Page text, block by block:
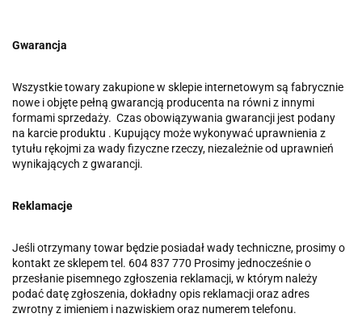
Gwarancja
Wszystkie towary zakupione w sklepie internetowym są fabrycznie
nowe i objęte pełną gwarancją producenta na równi z innymi
formami sprzedaży. Czas obowiązywania gwarancji jest podany
na karcie produktu . Kupujący może wykonywać uprawnienia z
tytułu rękojmi za wady fizyczne rzeczy, niezależnie od uprawnień
wynikających z gwarancji.
Reklamacje
Jeśli otrzymany towar będzie posiadał wady techniczne, prosimy o
kontakt ze sklepem tel. 604 837 770 Prosimy jednocześnie o
przesłanie pisemnego zgłoszenia reklamacji, w którym należy
podać datę zgłoszenia, dokładny opis reklamacji oraz adres
zwrotny z imieniem i nazwiskiem oraz numerem telefonu.